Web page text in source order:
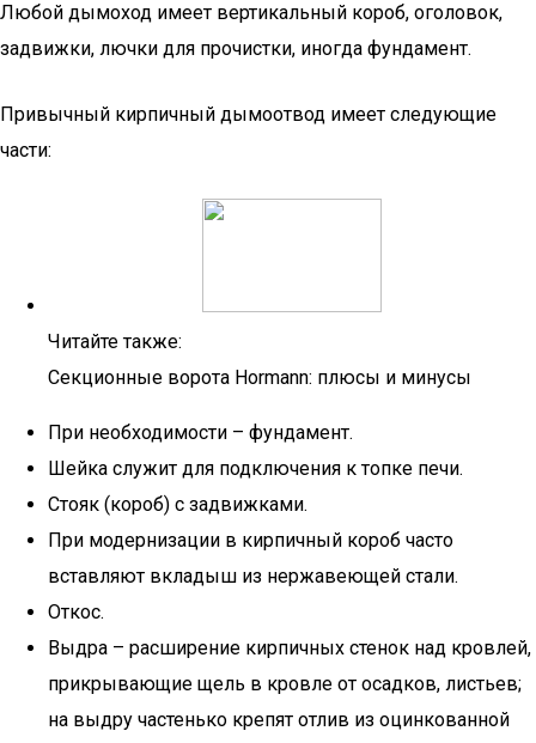
Любой дымоход имеет вертикальный короб, оголовок,
задвижки, лючки для прочистки, иногда фундамент.
Привычный кирпичный дымоотвод имеет следующие
части:
Читайте также:
Секционные ворота Hormann: плюсы и минусы
При необходимости – фундамент.
Шейка служит для подключения к топке печи.
Стояк (короб) с задвижками.
При модернизации в кирпичный короб часто
вставляют вкладыш из нержавеющей стали.
Откос.
Выдра – расширение кирпичных стенок над кровлей,
прикрывающие щель в кровле от осадков, листьев;
на выдру частенько крепят отлив из оцинкованной